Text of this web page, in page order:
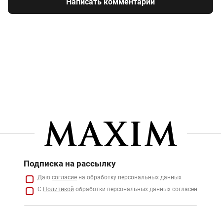
Подписка на рассылку
Даю согласие на обработку персональных данных
С Политикой обработки персональных данных согласен